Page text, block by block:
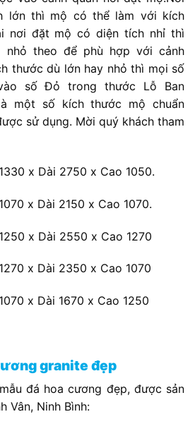
lớn thì mộ có thể làm với kích
nơi đặt mộ có diện tích nhỉ thì
nhỏ theo để phù hợp với cảnh
thước dù lớn hay nhỏ thì mọi số
số Đỏ trong thước Lỗ Ban
một số kích thước mộ chuẩn
sử dụng. Mời quý khách tham
x Dài 2750 x Cao 1050.
x Dài 2150 x Cao 1070.
x Dài 2550 x Cao 1270
x Dài 2350 x Cao 1070
x Dài 1670 x Cao 1250
granite đẹp
đá hoa cương đẹp, được sản
Vân, Ninh Bình: